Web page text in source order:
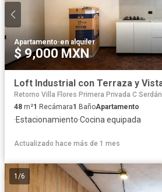
Apartamento·en alquiler
$ 9,000 MXN
Retorno Villa Flores Primera Privada C Serdán
48 m²1 Recámara1 BañoApartamento
·Estacionamiento·Cocina equipada
Actualizado hace más de 1 mes
1 /6